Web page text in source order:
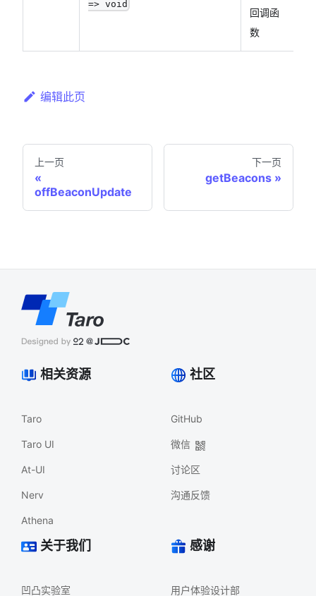
=> void
回调函
数
编辑此页
上一页
offBeaconUpdate
下一页
getBeacons
相关资源
Taro
Taro UI
At-UI
Nerv
Athena
社区
GitHub
微信
讨论区
沟通反馈
关于我们
凹凸实验室
感谢
用户体验设计部